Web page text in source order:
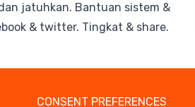
jatuhkan. Bantuan sistem &
& twitter. Tingkat & share.
CONSENT PREFERENCES